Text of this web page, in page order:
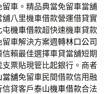
車。精品典當免留車當舖
舖八里機車借款營運借貸實
屯機車借款超快速機車貸款
車解決方案週轉林口公司
賴最佳選擇車貸當舖短期
支票貼現管比起銀行。商者
當舖免留車民間借款信用融
貸客戶泰山機車借款合法